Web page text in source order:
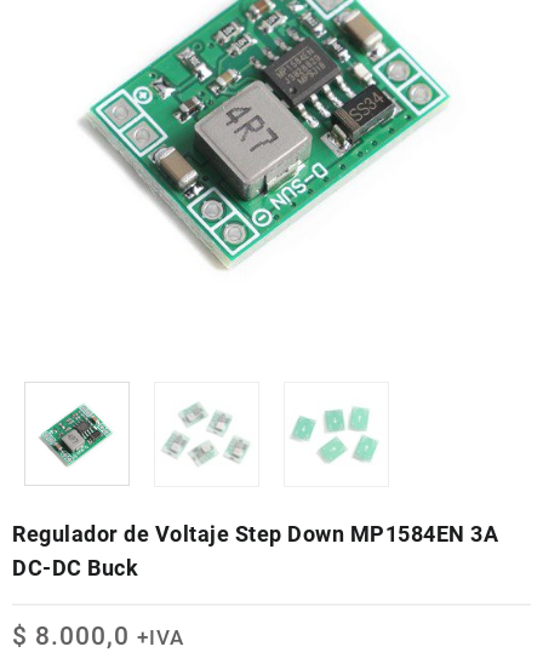
Regulador de Voltaje Step Down MP1584EN 3A
DC-DC Buck
$ 8.000,0 +IVA